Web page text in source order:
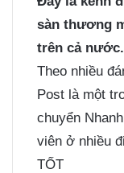
sàn thương
trên cả nước.
Theo nhiều
Post là một
chuyển
viên ở nhiều
TỐT